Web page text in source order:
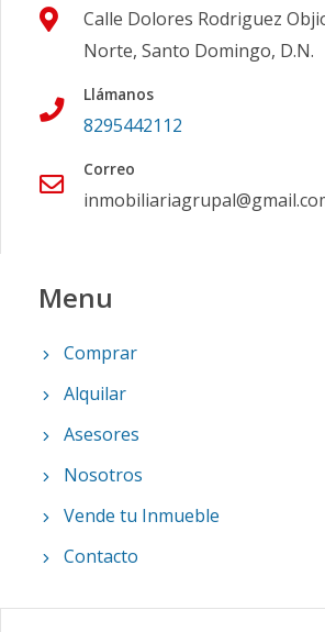
Calle Dolores Rodriguez
Norte, Santo Domingo, D.N.
Llámanos
8295442112
Correo
Menu
Comprar
Alquilar
Asesores
Nosotros
Vende tu Inmueble
Contacto